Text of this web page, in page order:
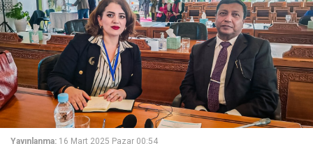
Yayınlanma: 16 Mart 2025 Pazar 00:54